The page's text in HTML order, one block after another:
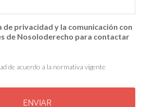
privacidad y la comunicación con
de Nosoloderecho para contactar
de acuerdo a la normativa vigente